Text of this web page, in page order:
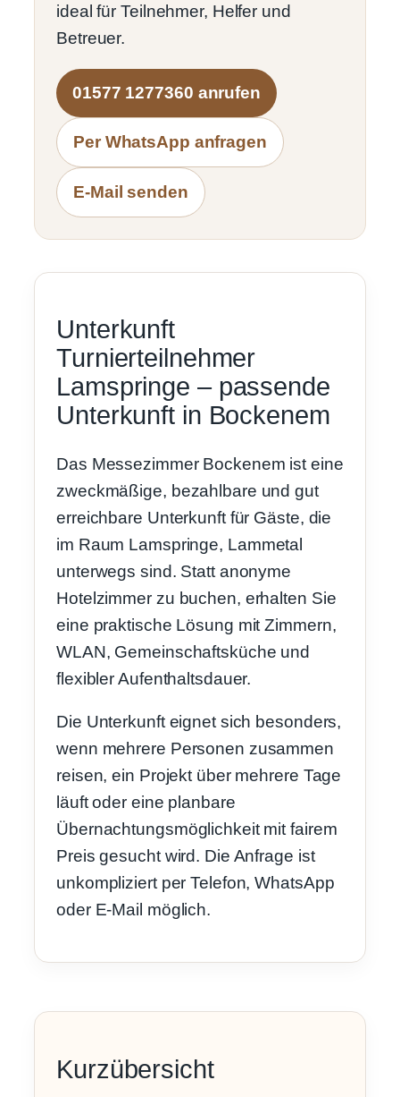
ideal für Teilnehmer, Helfer und
Betreuer.
01577 1277360 anrufen
Per WhatsApp anfragen
E-Mail senden
Unterkunft
Turnierteilnehmer
Lamspringe – passende
Unterkunft in Bockenem
Das Messezimmer Bockenem ist eine
zweckmäßige, bezahlbare und gut
erreichbare Unterkunft für Gäste, die
im Raum Lamspringe, Lammetal
unterwegs sind. Statt anonyme
Hotelzimmer zu buchen, erhalten Sie
eine praktische Lösung mit Zimmern,
WLAN, Gemeinschaftsküche und
flexibler Aufenthaltsdauer.
Die Unterkunft eignet sich besonders,
wenn mehrere Personen zusammen
reisen, ein Projekt über mehrere Tage
läuft oder eine planbare
Übernachtungsmöglichkeit mit fairem
Preis gesucht wird. Die Anfrage ist
unkompliziert per Telefon, WhatsApp
oder E-Mail möglich.
Kurzübersicht